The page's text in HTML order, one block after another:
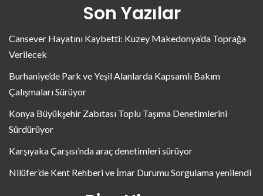
Son Yazılar
Cansever Hayatını Kaybetti: Kuzey Makedonya’da Toprağa
Verilecek
Burhaniye’de Park ve Yeşil Alanlarda Kapsamlı Bakım
Çalışmaları Sürüyor
Konya Büyükşehir Zabıtası Toplu Taşıma Denetimlerini
Sürdürüyor
Karşıyaka Çarşısı’nda araç denetimleri sürüyor
Nilüfer’de Kent Rehberi ve İmar Durumu Sorgulama yenilendi